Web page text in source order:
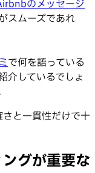
のメッセージ
スムーズであれ
で何を語っている
介しているでしょ
と一貫性だけで十
グが重要な